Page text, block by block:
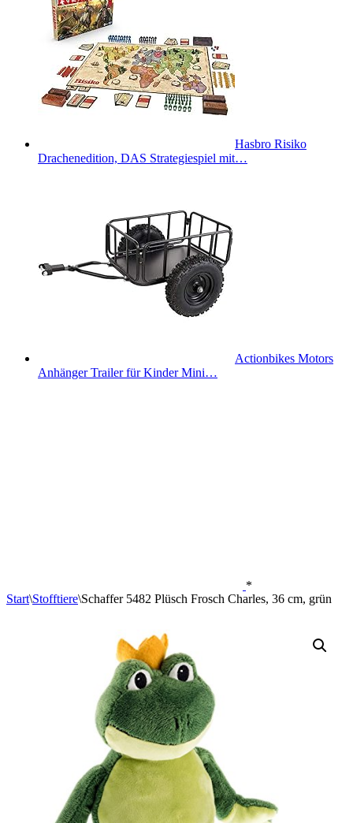
Hasbro Risiko
Drachenedition, DAS Strategiespiel mit…
Actionbikes Motors
Anhänger Trailer für Kinder Mini…
*
Start\Stofftiere\Schaffer 5482 Plüsch Frosch Charles, 36 cm, grün